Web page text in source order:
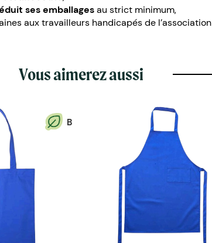
ses emballagesau strict minimum,
aux travailleurs handicapés de l’association
Vous aimerez aussi
B